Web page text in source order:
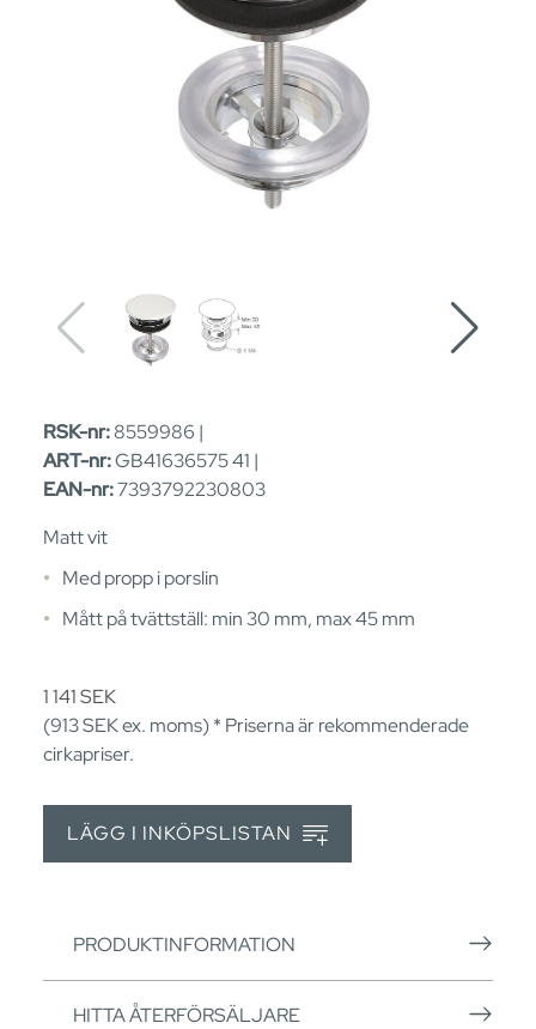
RSK-nr:8559986 |
ART-nr:GB41636575 41 |
EAN-nr:7393792230803
Matt vit
Med propp i porslin
Mått på tvättställ: min 30 mm, max 45 mm
1 141SEK
(913SEKex. moms) * Priserna är rekommenderade
cirkapriser.
LÄGG I INKÖPSLISTAN
PRODUKTINFORMATION
HITTA ÅTERFÖRSÄLJARE